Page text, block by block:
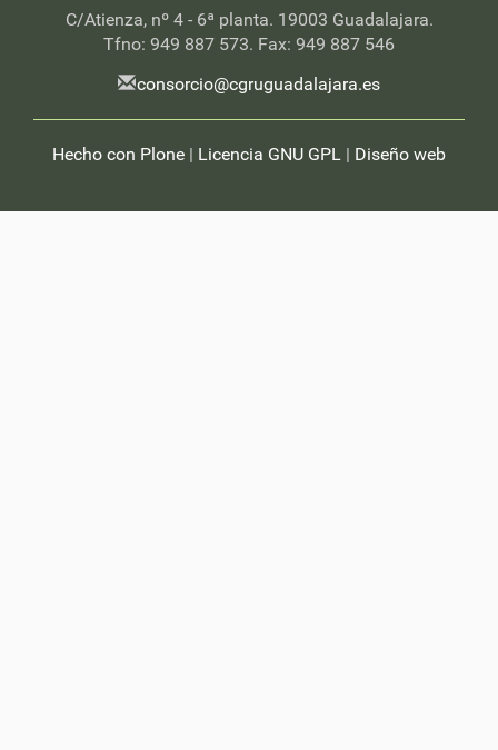
C/Atienza, nº 4 - 6ª planta. 19003 Guadalajara.
Tfno: 949 887 573. Fax: 949 887 546
consorcio@cgruguadalajara.es
Hecho con Plone | Licencia GNU GPL | Diseño web